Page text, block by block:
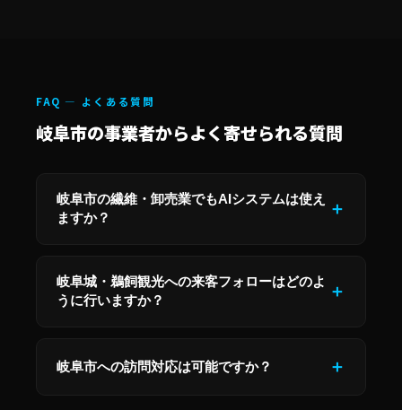
FAQ — よくある質問
岐阜市の事業者からよく寄せられる質問
岐阜市の繊維・卸売業でもAIシステムは使え
ますか？
岐阜城・鵜飼観光への来客フォローはどのよ
うに行いますか？
岐阜市への訪問対応は可能ですか？